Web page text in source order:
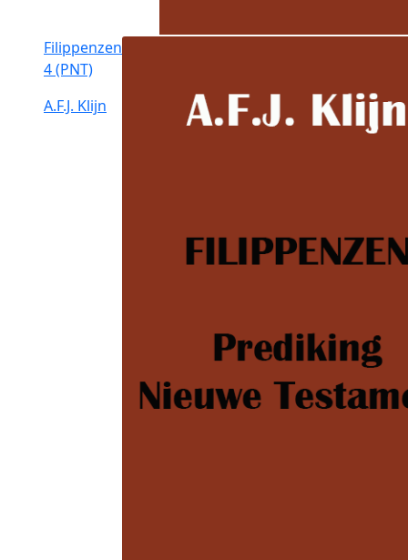
Filippenzen
4 (PNT)
A.F.J. Klijn